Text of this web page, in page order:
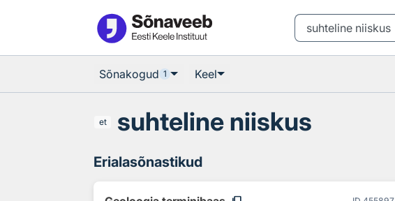
Sõnakogud 1 Keel
et suhteline niiskus
Erialasõnastikud